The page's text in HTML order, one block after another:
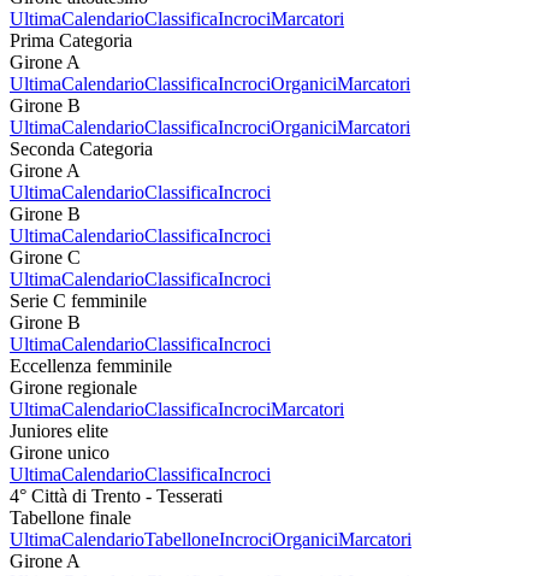
UltimaCalendarioClassificaIncrociMarcatori
Prima Categoria
Girone A
UltimaCalendarioClassificaIncrociOrganiciMarcatori
Girone B
UltimaCalendarioClassificaIncrociOrganiciMarcatori
Seconda Categoria
Girone A
UltimaCalendarioClassificaIncroci
Girone B
UltimaCalendarioClassificaIncroci
Girone C
UltimaCalendarioClassificaIncroci
Serie C femminile
Girone B
UltimaCalendarioClassificaIncroci
Eccellenza femminile
Girone regionale
UltimaCalendarioClassificaIncrociMarcatori
Juniores elite
Girone unico
UltimaCalendarioClassificaIncroci
4° Città di Trento - Tesserati
Tabellone finale
UltimaCalendarioTabelloneIncrociOrganiciMarcatori
Girone A